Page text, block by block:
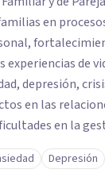
en
experiencias de
depresión,
en las
en la
de escucha,
Cada
Depresión